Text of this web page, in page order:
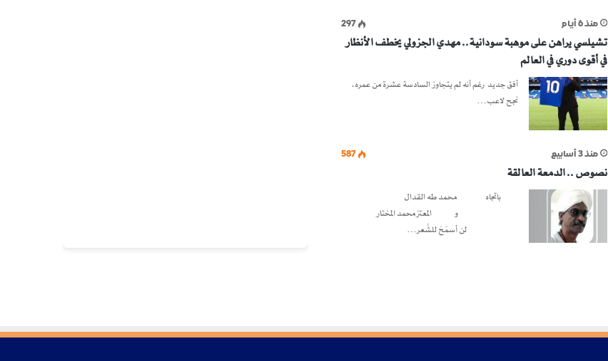
منذ 6 أيام 297
تشيلسي يراهن على موهبة سودانية.. مهدي الجزولي يخطف الأنظار
في أقوى دوري في العالم
أفق جديد رغم أنه لم يتجاوز السادسة عشرة من عمره،
نجح لاعب…
منذ 3 أسابيع 587
نصوص .. الدمعة العالقة
باتجاه محمد طه القدال
و المعتز محمد المختار
لن أسمَحَ للشِّعر…